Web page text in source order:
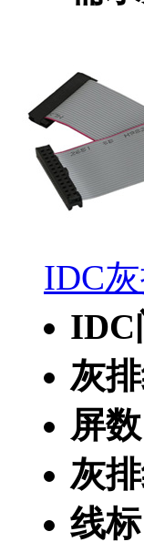
IDC
IDC
灰
屏数
灰
线标